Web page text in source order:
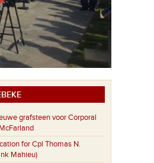
grafsteen voor Corporal
for Cpl Thomas N.
Mahieu)